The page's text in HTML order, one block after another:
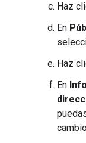
Haz
En
Haz
En